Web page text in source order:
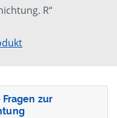
R“
zur